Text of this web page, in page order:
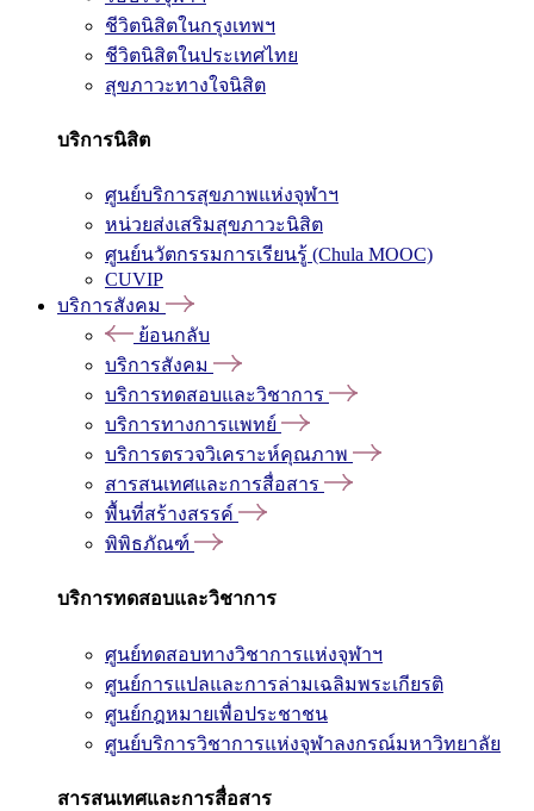
ชีวิตนิสิตในกรุงเทพฯ
ชีวิตนิสิตในประเทศไทย
สุขภาวะทางใจนิสิต
บริการนิสิต
ศูนย์บริการสุขภาพแห่งจุฬาฯ
หน่วยส่งเสริมสุขภาวะนิสิต
ศูนย์นวัตกรรมการเรียนรู้ (Chula MOOC)
CUVIP
บริการสังคม
ย้อนกลับ
บริการสังคม
บริการทดสอบและวิชาการ
บริการทางการแพทย์
บริการตรวจวิเคราะห์คุณภาพ
สารสนเทศและการสื่อสาร
พื้นที่สร้างสรรค์
พิพิธภัณฑ์
บริการทดสอบและวิชาการ
ศูนย์ทดสอบทางวิชาการแห่งจุฬาฯ
ศูนย์การแปลและการล่ามเฉลิมพระเกียรติ
ศูนย์กฎหมายเพื่อประชาชน
ศูนย์บริการวิชาการแห่งจุฬาลงกรณ์มหาวิทยาลัย
สารสนเทศและการสื่อสาร